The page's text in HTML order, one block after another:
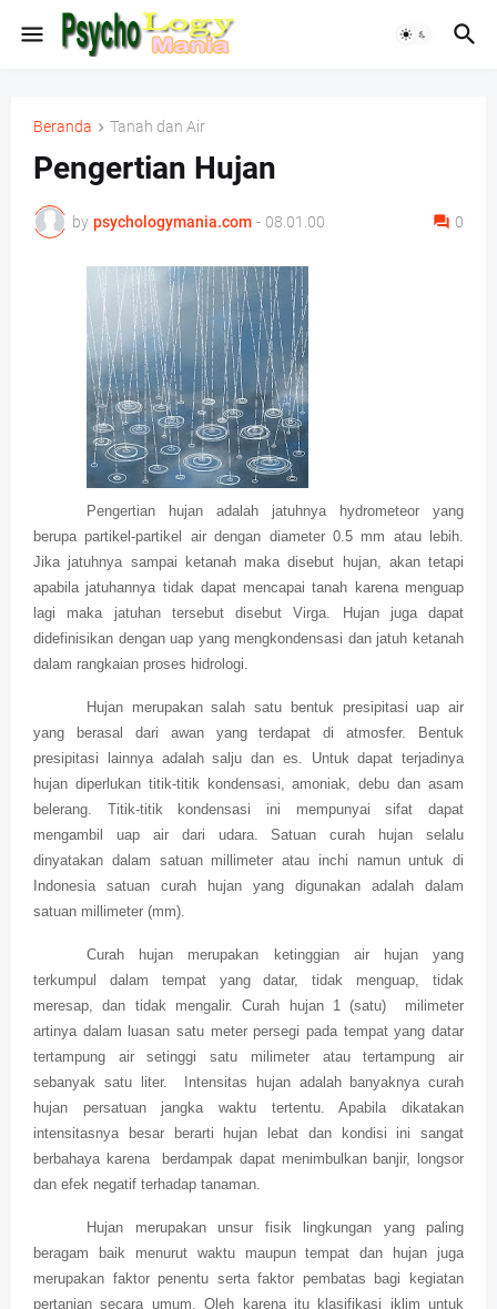
Beranda Tanah dan Air
Pengertian Hujan
by psychologymania.com - 08.01.00 0
Pengertian hujan adalah jatuhnya hydrometeor yang
berupa partikel-partikel air dengan diameter 0.5 mm atau lebih.
Jika jatuhnya sampai ketanah maka disebut hujan, akan tetapi
apabila jatuhannya tidak dapat mencapai tanah karena menguap
lagi maka jatuhan tersebut disebut Virga. Hujan juga dapat
didefinisikan dengan uap yang mengkondensasi dan jatuh ketanah
dalam rangkaian proses hidrologi.
Hujan merupakan salah satu bentuk presipitasi uap air
yang berasal dari awan yang terdapat di atmosfer. Bentuk
presipitasi lainnya adalah salju dan es. Untuk dapat terjadinya
hujan diperlukan titik-titik kondensasi, amoniak, debu dan asam
belerang. Titik-titik kondensasi ini mempunyai sifat dapat
mengambil uap air dari udara. Satuan curah hujan selalu
dinyatakan dalam satuan millimeter atau inchi namun untuk di
Indonesia satuan curah hujan yang digunakan adalah dalam
satuan millimeter (mm).
Curah hujan merupakan ketinggian air hujan yang
terkumpul dalam tempat yang datar, tidak menguap, tidak
meresap, dan tidak mengalir. Curah hujan 1 (satu)
milimeter
artinya dalam luasan satu meter persegi pada tempat yang datar
tertampung air setinggi satu milimeter atau tertampung air
sebanyak satu liter.
Intensitas hujan adalah banyaknya curah
hujan persatuan jangka waktu tertentu. Apabila dikatakan
intensitasnya besar berarti hujan lebat dan kondisi ini sangat
berbahaya karena
berdampak dapat menimbulkan banjir, longsor
dan efek negatif terhadap tanaman.
Hujan merupakan unsur fisik lingkungan yang paling
beragam baik menurut waktu maupun tempat dan hujan juga
merupakan faktor penentu serta faktor pembatas bagi kegiatan
pertanian secara umum. Oleh karena itu klasifikasi iklim untuk